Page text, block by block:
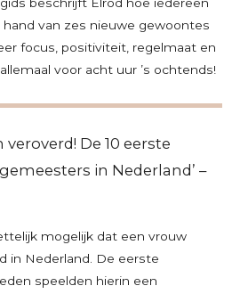
hand van zes nieuwe gewoontes
focus, positiviteit, regelmaat en
voor acht uur ’s ochtends!
De 10 eerste
in Nederland’ –
mogelijk dat een vrouw
in Nederland. De eerste
speelden hierin een